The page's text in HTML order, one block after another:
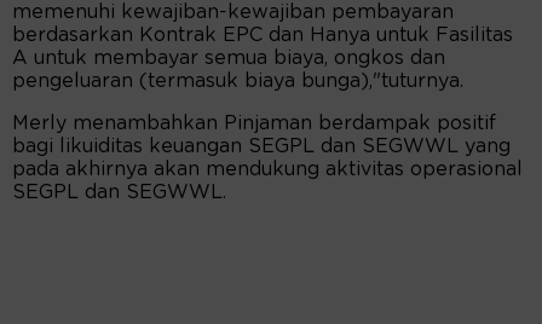
memenuhi kewajiban-kewajiban pembayaran
berdasarkan Kontrak EPC dan Hanya untuk Fasilitas
A untuk membayar semua biaya, ongkos dan
pengeluaran (termasuk biaya bunga),"tuturnya.
Merly menambahkan Pinjaman berdampak positif
bagi likuiditas keuangan SEGPL dan SEGWWL yang
pada akhirnya akan mendukung aktivitas operasional
SEGPL dan SEGWWL.